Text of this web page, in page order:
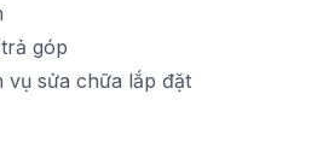
góp
vụ sửa chữa lắp đặt